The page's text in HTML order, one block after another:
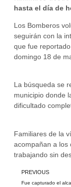
hasta el día de
Los Bomberos
seguirán con la
que fue
domingo 18 de
La búsqueda se
municipio donde
dificultado
Familiares de la
acompañan a los
trabajando sin
PREVIOUS